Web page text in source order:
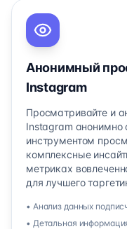
Анонимный
Instagram
Просматривайте и
Instagram
инструментом
комплексные
метриках
для лучшего
• Анализ данных
• Детальная